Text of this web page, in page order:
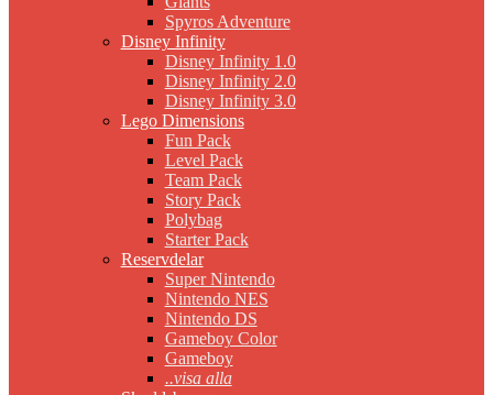
Spyros Adventure
Disney Infinity
Disney Infinity 1.0
Disney Infinity 2.0
Disney Infinity 3.0
Lego Dimensions
Fun Pack
Level Pack
Team Pack
Story Pack
Polybag
Starter Pack
Reservdelar
Super Nintendo
Nintendo NES
Nintendo DS
Gameboy Color
Gameboy
..visa alla